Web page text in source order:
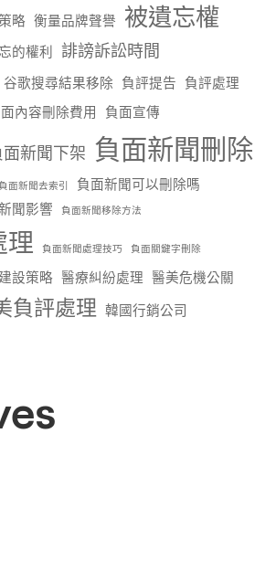
略 衡量品牌聲譽 被遺忘權
的權利 誹謗訴訟時間
谷歌搜尋結果移除 負評提告 負評處理
內容刪除費用 負面宣傳
面新聞下架 負面新聞刪除
負面新聞去索引
負面新聞可以刪除嗎
聞影響 負面新聞移除方法
理 負面新聞處理技巧 負面關鍵字刪除
設策略 醫療糾紛處理 醫美危機公關
負評處理 韓國行銷公司